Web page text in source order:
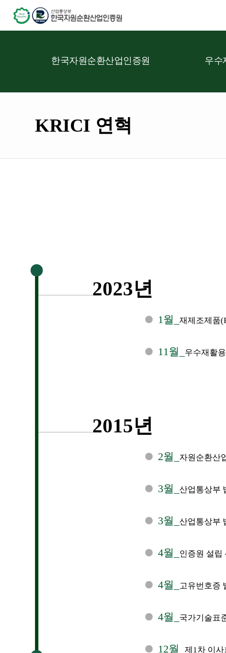
한국자원순환산업인증원 우수
KRICI 연혁
2023년
1월_ 재제조제품
11월_ 우수재활
2015년
2월_ 자원순환산
3월_ 산업통상부
3월_ 산업통상부
4월_ 인증원 설립
4월_ 고유번호증
4월_ 국가기술표
12월_ 제1차 이사